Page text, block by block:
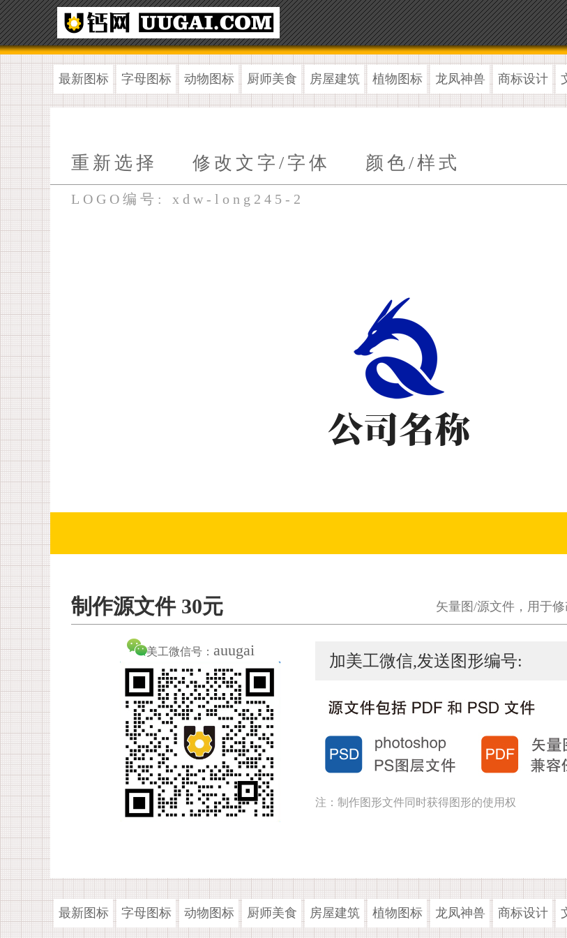
最新图标 字母图标 动物图标 厨师美食 房屋建筑 植物图标 龙凤神兽 商标设计
重新选择 修改文字/字体 颜色/样式
LOGO编号: xdw-long245-2
制作源文件 30元 矢量图/源文件，用于
美工微信号： auugai
加美工微信,发送图形编号:
注：制作图形文件同时获得图形的使用权
最新图标 字母图标 动物图标 厨师美食 房屋建筑 植物图标 龙凤神兽 商标设计